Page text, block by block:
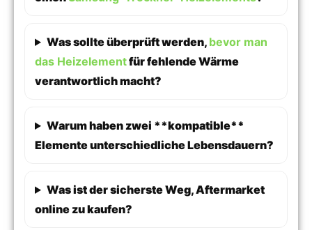
Was sollte überprüft werden, bevor man
das Heizelementfür fehlende Wärme
verantwortlich macht?
Warum haben zwei **kompatible**
Elemente unterschiedliche Lebensdauern?
Was ist der sicherste Weg, Aftermarket
online zu kaufen?